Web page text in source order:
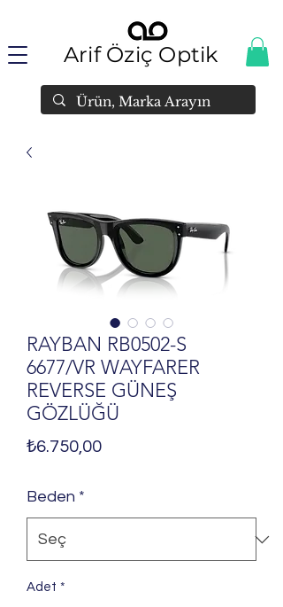
Arif Öziç Optik
RAYBAN RB0502-S
6677/VR WAYFARER
REVERSE GÜNEŞ
GÖZLÜĞÜ
₺6.750,00Fiyat
Beden *
Adet *